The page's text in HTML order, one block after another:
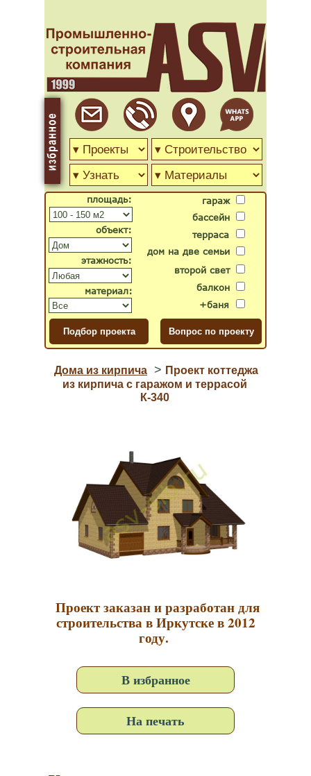
гараж
бассейн
второй свет
дом на две семьи
терраса
балкон
+баня
объект:
материал:
площадь:
этажность:
Дома из кирпича > Проект коттеджа
из кирпича с гаражом и террасой
К-340
Проект заказан и разработан для
строительства в Иркутске в 2012
году.
В избранное
На печать